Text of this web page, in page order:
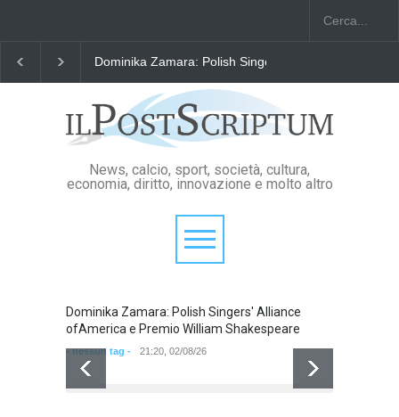
Dominika Zamara: Polish Singers' Alliance ofAmerica e
News, calcio, sport, società, cultura,
economia, diritto, innovazione e molto altro
Dominika Zamara: Polish Singers' Alliance
ofAmerica e Premio William Shakespeare
- nessun tag - 21:20, 02/08/26